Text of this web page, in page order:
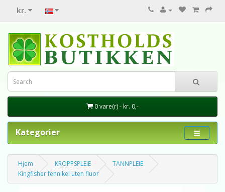
kr.
0 vare(r) - kr. 0,-
Kategorier
Hjem KROPPSPLEIE
TANNPLEIE
Kingfisher fennikel uten fluor